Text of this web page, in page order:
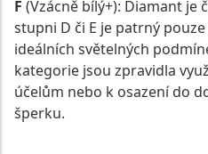
F (Vzácně bílý+): Diamant
stupni D či E je patrný
ideálních světelných
kategorie jsou zpravidla
účelům nebo k osazení do
šperku.